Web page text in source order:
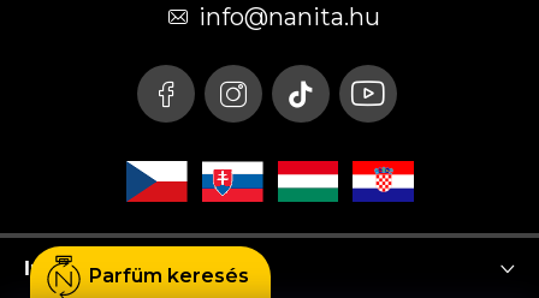
info@nanita.hu
InstagramParfüm keresés